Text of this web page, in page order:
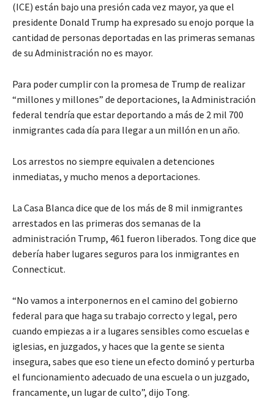
(ICE) están bajo una presión cada vez mayor, ya que el
presidente Donald Trump ha expresado su enojo porque la
cantidad de personas deportadas en las primeras semanas
de su Administración no es mayor.
Para poder cumplir con la promesa de Trump de realizar
“millones y millones” de deportaciones, la Administración
federal tendría que estar deportando a más de 2 mil 700
inmigrantes cada día para llegar a un millón en un año.
Los arrestos no siempre equivalen a detenciones
inmediatas, y mucho menos a deportaciones.
La Casa Blanca dice que de los más de 8 mil inmigrantes
arrestados en las primeras dos semanas de la
administración Trump, 461 fueron liberados. Tong dice que
debería haber lugares seguros para los inmigrantes en
Connecticut.
“No vamos a interponernos en el camino del gobierno
federal para que haga su trabajo correcto y legal, pero
cuando empiezas a ir a lugares sensibles como escuelas e
iglesias, en juzgados, y haces que la gente se sienta
insegura, sabes que eso tiene un efecto dominó y perturba
el funcionamiento adecuado de una escuela o un juzgado,
francamente, un lugar de culto”, dijo Tong.